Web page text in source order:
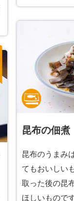
昆布の佃煮
昆布のうまみ
てもおいしい
取った後の昆
ほしいもので